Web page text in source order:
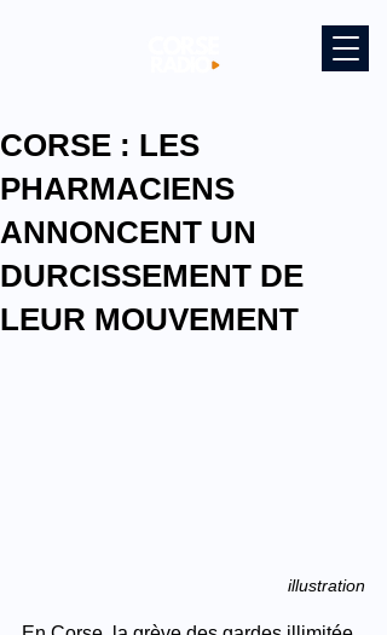
CORSE : LES
PHARMACIENS
ANNONCENT UN
DURCISSEMENT DE
LEUR MOUVEMENT
illustration